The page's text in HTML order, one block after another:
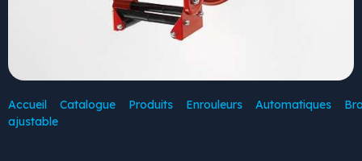
Accueil Catalogue Produits Enrouleurs Automatiques
ajustable